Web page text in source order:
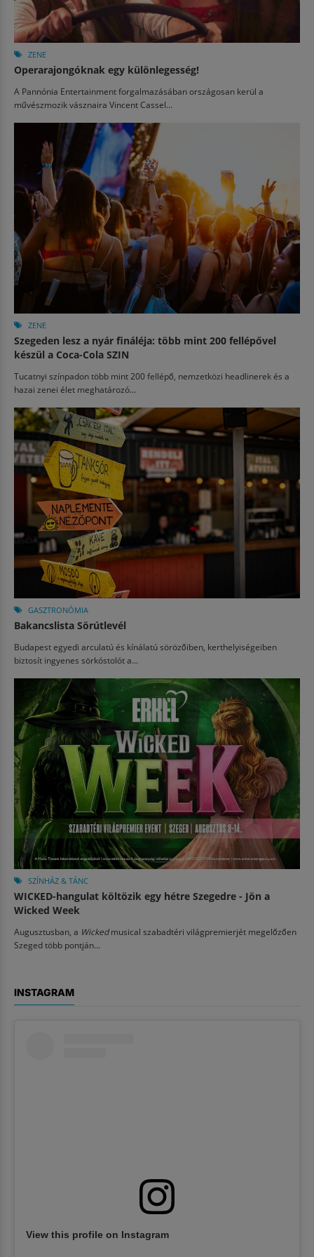
ZENE
Operarajongóknak egy különlegesség!
A Pannónia Entertainment forgalmazásában országosan kerül a
művészmozik vásznaira Vincent Cassel...
ZENE
Szegeden lesz a nyár fináléja: több mint 200 fellépővel
készül a Coca-Cola SZIN
Tucatnyi színpadon több mint 200 fellépő, nemzetközi headlinerek és a
hazai zenei élet meghatározó...
GASZTRONÓMIA
Bakancslista Sörútlevél
Budapest egyedi arculatú és kínálatú sörözőiben, kerthelyiségeiben
biztosít ingyenes sörkóstolót a...
SZÍNHÁZ & TÁNC
WICKED-hangulat költözik egy hétre Szegedre - Jön a
Wicked Week
Augusztusban, a Wickedmusical szabadtéri világpremierjét megelőzően
Szeged több pontján...
INSTAGRAM
View this profile on Instagram